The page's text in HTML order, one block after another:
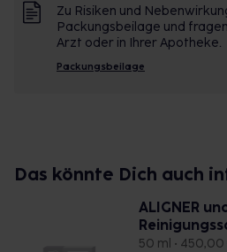
Zu Risiken und
Packungsbeilage und
Arzt oder in Ihrer Apotheke.
Packungsbeilage
Das könnte Dich auch
ALIGNER
50 ml • 450,00